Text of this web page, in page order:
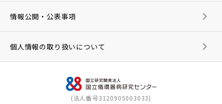
(法人番号3120905003033)
情報公開・公表事項
個人情報の取り扱いについて